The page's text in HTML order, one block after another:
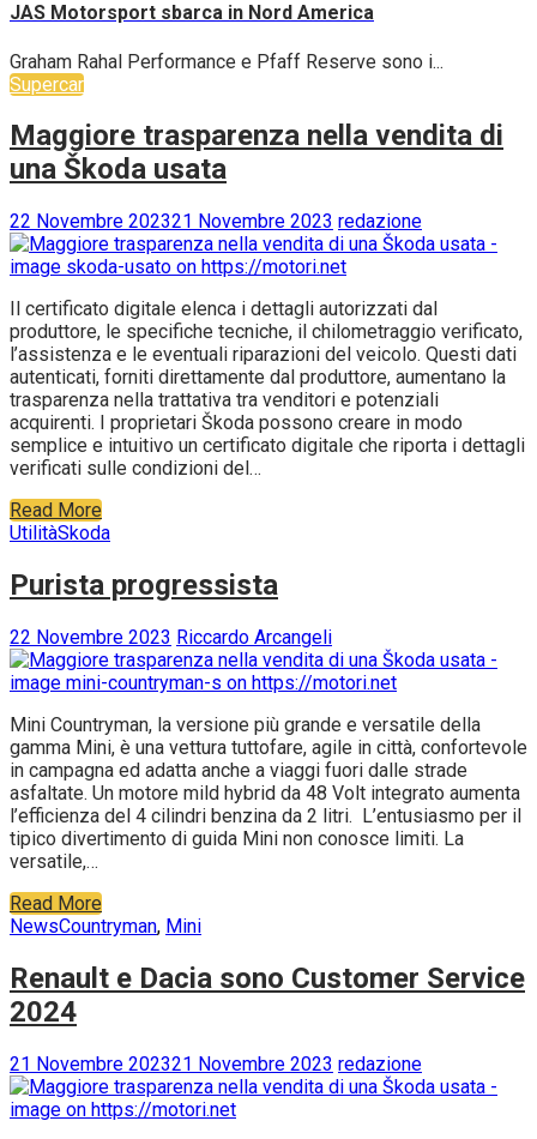
JAS Motorsport sbarca in Nord America
Graham Rahal Performance e Pfaff Reserve sono i...
Supercar
Maggiore trasparenza nella vendita di
una Škoda usata
22 Novembre 202321 Novembre 2023 redazione
Il certificato digitale elenca i dettagli autorizzati dal
produttore, le specifiche tecniche, il chilometraggio verificato,
l’assistenza e le eventuali riparazioni del veicolo. Questi dati
autenticati, forniti direttamente dal produttore, aumentano la
trasparenza nella trattativa tra venditori e potenziali
acquirenti. I proprietari Škoda possono creare in modo
semplice e intuitivo un certificato digitale che riporta i dettagli
verificati sulle condizioni del…
Read More
UtilitàSkoda
Purista progressista
22 Novembre 2023 Riccardo Arcangeli
Mini Countryman, la versione più grande e versatile della
gamma Mini, è una vettura tuttofare, agile in città, confortevole
in campagna ed adatta anche a viaggi fuori dalle strade
asfaltate. Un motore mild hybrid da 48 Volt integrato aumenta
l’efficienza del 4 cilindri benzina da 2 litri. L’entusiasmo per il
tipico divertimento di guida Mini non conosce limiti. La
versatile,…
Read More
NewsCountryman, Mini
Renault e Dacia sono Customer Service
2024
21 Novembre 202321 Novembre 2023 redazione